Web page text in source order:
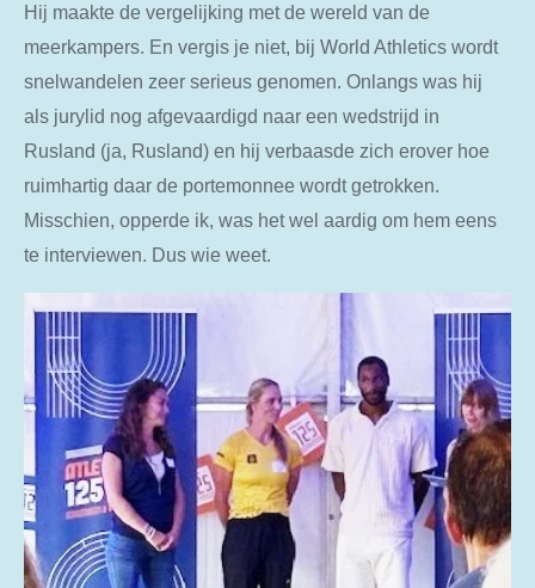
Hij maakte de vergelijking met de wereld van de
meerkampers. En vergis je niet, bij World Athletics wordt
snelwandelen zeer serieus genomen. Onlangs was hij
als jurylid nog afgevaardigd naar een wedstrijd in
Rusland (ja, Rusland) en hij verbaasde zich erover hoe
ruimhartig daar de portemonnee wordt getrokken.
Misschien, opperde ik, was het wel aardig om hem eens
te interviewen. Dus wie weet.